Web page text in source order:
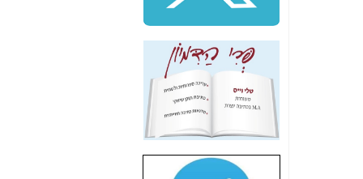
מדינה? הצחקתם
אותי! -
"יש אפליה בחקירה"?
חשיפה: למה השר
משה כחלון לא נחקר
עד היום? -
כאן
הדומה לזו של "תיק
4000" אך בתחום
הסלולר -